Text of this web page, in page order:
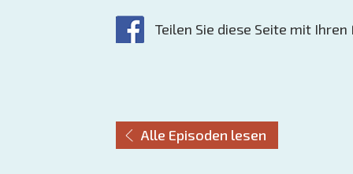
Teilen Sie diese Seite mit Ihren
Alle Episoden lesen